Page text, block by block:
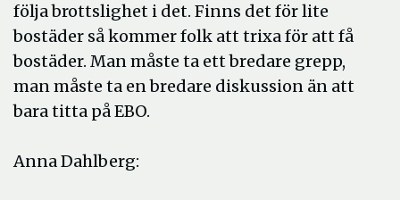
följa brottslighet i det. Finns det för lite
bostäder så kommer folk att trixa för att få
bostäder. Man måste ta ett bredare grepp,
man måste ta en bredare diskussion än att
bara titta på EBO.
Anna Dahlberg: